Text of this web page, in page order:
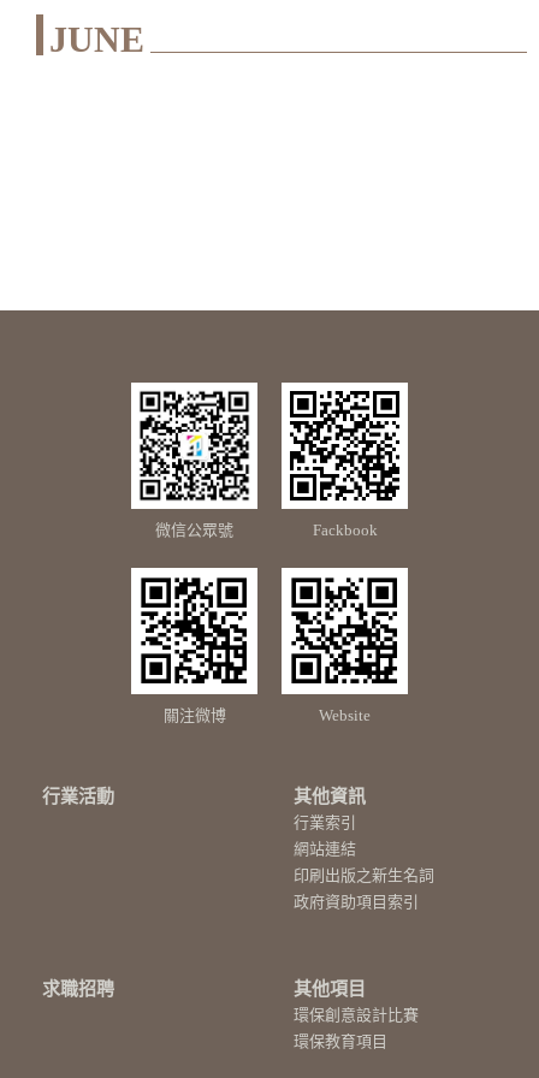
JUNE
微信公眾號 Fackbook
關注微博 Website
行業活動 其他資訊
行業索引
網站連結
印刷出版之新生名詞
政府資助項目索引
求職招聘 其他項目
環保創意設計比賽
環保教育項目